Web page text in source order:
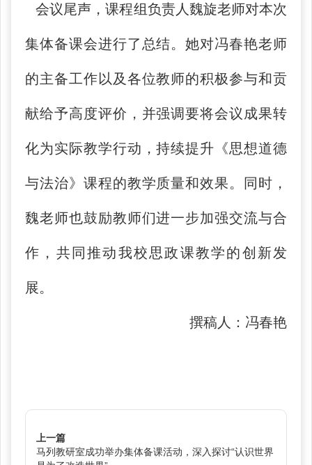
会议尾声，课程组负责人魏旋老师对本次
集体备课会进行了总结。她对冯春艳老师
的主备工作以及各位教师的积极参与和贡
献给予高度评价，并强调要将会议成果转
化为实际教学行动，持续提升《思想道德
与法治》课程的教学质量和效果。同时，
魏老师也鼓励教师们进一步加强交流与合
作，共同推动我校思政课教学的创新发
展。
撰稿人：冯春艳
上一篇
马列教研室成功举办集体备课活动，深入探讨“认识世界